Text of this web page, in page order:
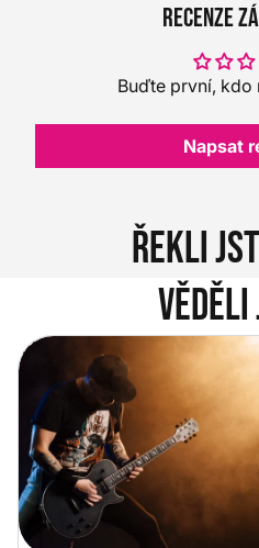
Recenze
Buďte první, kdo
Napsat
Řekli
Vítejte na novém e-shopu
City